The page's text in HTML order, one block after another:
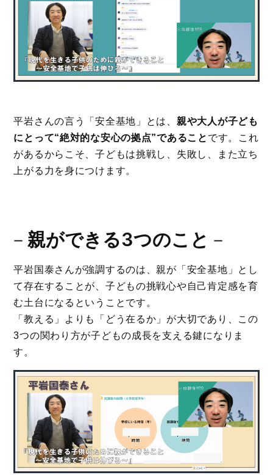
平岩さんの言う「安全基地」とは、 親や大人が子ども
にとって“絶対的な安心の拠点”であること です。これ
があるからこそ、子どもは挑戦し、失敗し、また立ち
上がる力を身につけます。
－ 親ができる3つのこと －
平岩国泰さんが強調するのは、親が「安全基地」とし
て存在することが、子どもの挑戦心や自己肯定感を育
む土台になるということです。
「教える」よりも「どう在るか」が大切であり、この
3つの関わり方が子どもの成長を支える鍵になりま
す。